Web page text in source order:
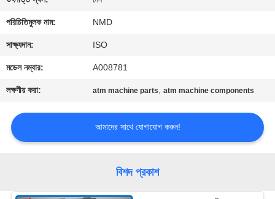
আমাদের
সাথে
যোগাযোগ
খবর
মামলা
উদ্ধৃতি
পরিচিতিমুলক নাম: NMD
সাক্ষ্যদান: ISO
মডেল নম্বার: A008781
লক্ষণীয় করা: atm machine parts,atm machine components
আমাদের সাথে যোগাযোগ করুন!
বিশদ প্রকাশ